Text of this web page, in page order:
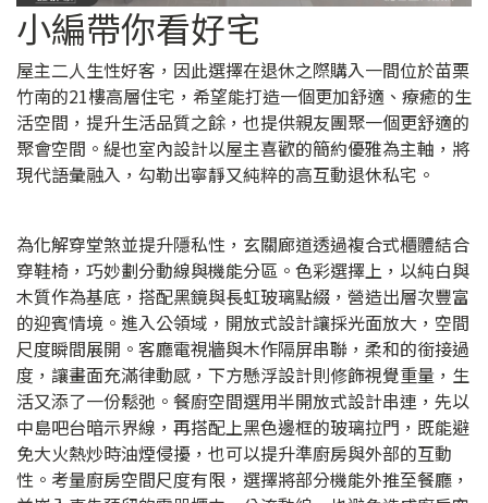
小編帶你看好宅
屋主二人生性好客，因此選擇在退休之際購入一間位於苗栗
竹南的21樓高層住宅，希望能打造一個更加舒適、療癒的生
活空間，提升生活品質之餘，也提供親友團聚一個更舒適的
聚會空間。緹也室內設計以屋主喜歡的簡約優雅為主軸，將
現代語彙融入，勾勒出寧靜又純粹的高互動退休私宅。
為化解穿堂煞並提升隱私性，玄關廊道透過複合式櫃體結合
穿鞋椅，巧妙劃分動線與機能分區。色彩選擇上，以純白與
木質作為基底，搭配黑鏡與長虹玻璃點綴，營造出層次豐富
的迎賓情境。進入公領域，開放式設計讓採光面放大，空間
尺度瞬間展開。客廳電視牆與木作隔屏串聯，柔和的銜接過
度，讓畫面充滿律動感，下方懸浮設計則修飾視覺重量，生
活又添了一份鬆弛。餐廚空間選用半開放式設計串連，先以
中島吧台暗示界線，再搭配上黑色邊框的玻璃拉門，既能避
免大火熱炒時油煙侵擾，也可以提升準廚房與外部的互動
性。考量廚房空間尺度有限，選擇將部分機能外推至餐廳，